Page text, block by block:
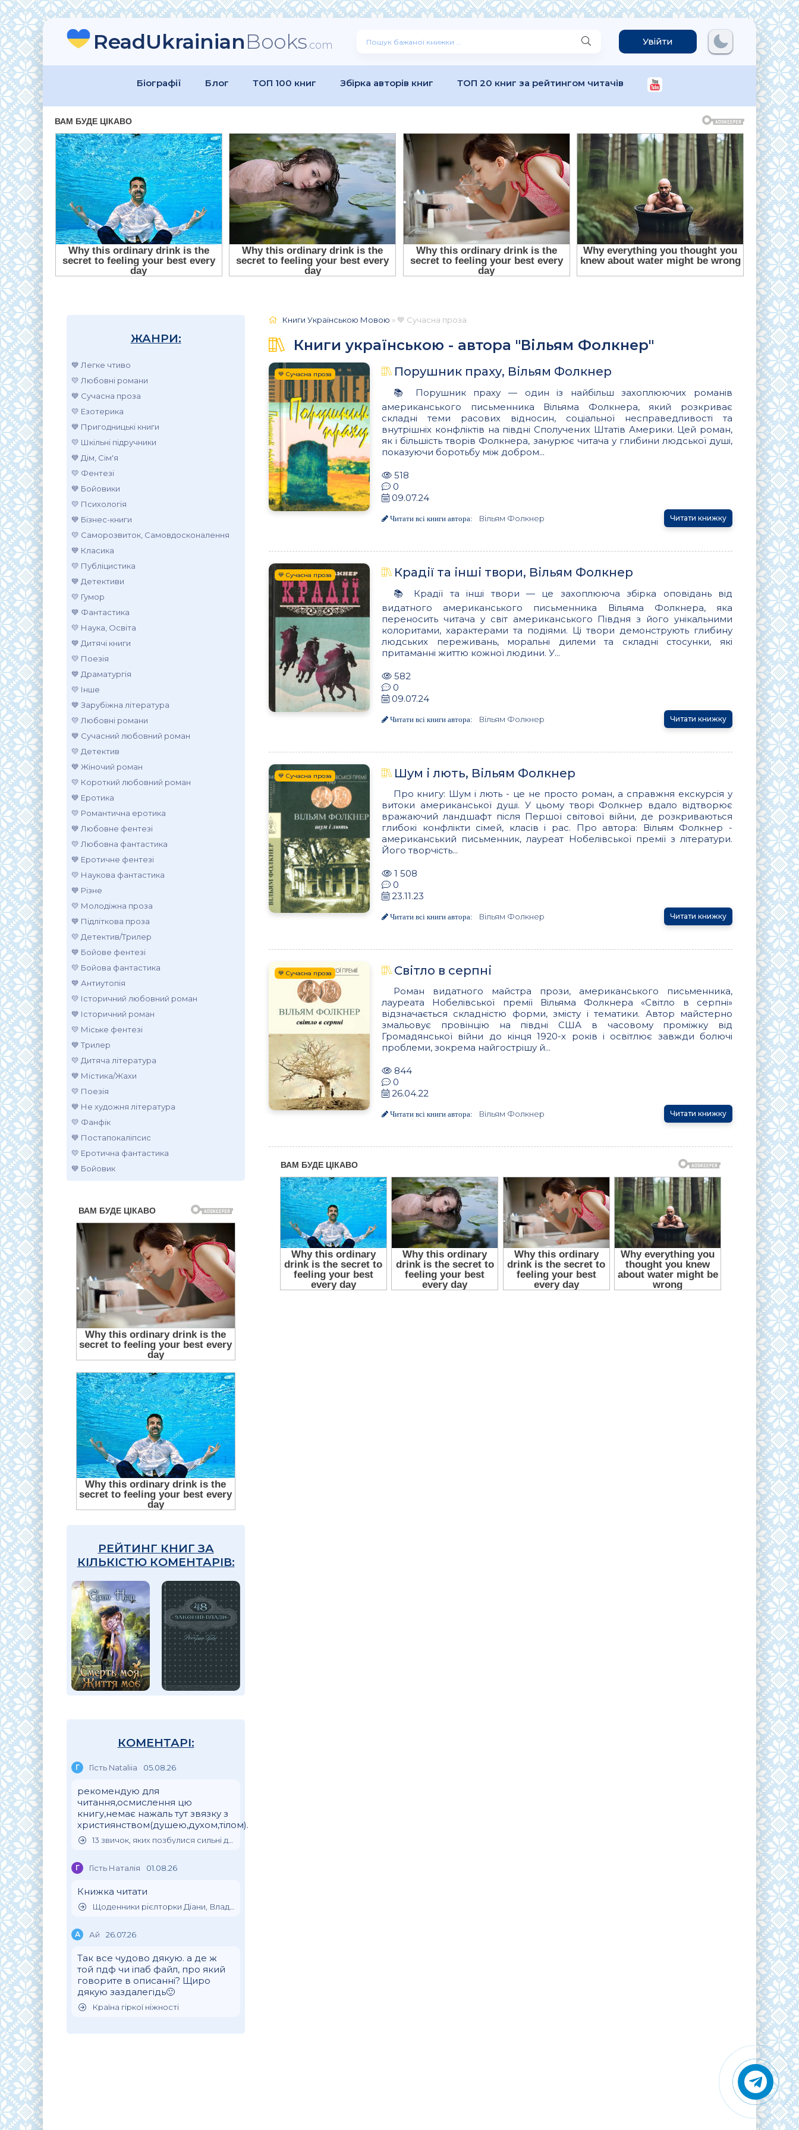
ReadUkrainianBooks.com Увійти
Біографії Блог ТОП 100 книг Збірка авторів книг ТОП 20 книг за рейтингом читачів
ЖАНРИ:
💙 Легке чтиво
💛 Любовні романи
💙 Сучасна проза
💛 Езотерика
💙 Пригодницькі книги
💛 Шкільні підручники
💙 Дім, Сім'я
💛 Фентезі
💙 Бойовики
💛 Психологія
💙 Бізнес-книги
💛 Саморозвиток, Самовдосконалення
💙 Класика
💛 Публіцистика
💙 Детективи
💛 Гумор
💙 Фантастика
💛 Наука, Освіта
💙 Дитячі книги
💛 Поезія
💙 Драматургія
💛 Інше
💙 Зарубіжна література
💛 Любовні романи
💙 Сучасний любовний роман
💛 Детектив
💙 Жіночий роман
💛 Короткий любовний роман
💙 Еротика
💛 Романтична еротика
💙 Любовне фентезі
💛 Любовна фантастика
💙 Еротичне фентезі
💛 Наукова фантастика
💙 Різне
💛 Молодіжна проза
💙 Підліткова проза
💛 Детектив/Трилер
💙 Бойове фентезі
💛 Бойова фантастика
💙 Антиутопія
💛 Історичний любовний роман
💙 Історичний роман
💛 Міське фентезі
💙 Трилер
💛 Дитяча література
💙 Містика/Жахи
💛 Поезія
💙 Не художня література
💛 Фанфік
💙 Постапокаліпсис
💛 Еротична фантастика
💙 Бойовик
РЕЙТИНГ КНИГ ЗА
КІЛЬКІСТЮ КОМЕНТАРІВ:
КОМЕНТАРІ:
Г Гість Nataliia 05.08.26
рекомендую для
читання,осмислення цю
книгу,немає нажаль тут звязку з
християнством(душею,духом,тілом).
13 звичок, яких позбулися сильні духом люди
Г Гість Наталія 01.08.26
Книжка читати
Щоденники рієлторки Діани, Влада Клімова
А Ай 26.07.26
Так все чудово дякую. а де ж
той пдф чи іпаб файл, про який
говорите в описанні? Щиро
дякую заздалегідь🙂
Країна гіркої ніжності
Книги Українською Мовою » 💙 Сучасна проза
Книги українською - автора "Вільям Фолкнер"
💙 Сучасна проза Порушник праху, Вільям Фолкнер
📚 Порушник праху — один із найбільш захоплюючих романів
американського письменника Вільяма Фолкнера, який розкриває
складні теми расових відносин, соціальної несправедливості та
внутрішніх конфліктів на півдні Сполучених Штатів Америки. Цей роман,
як і більшість творів Фолкнера, занурює читача у глибини людської душі,
показуючи боротьбу між добром...
518
0
09.07.24
Читати всі книги автора: Вільям Фолкнер Читати книжку
💙 Сучасна проза Крадії та інші твори, Вільям Фолкнер
📚 Крадії та інші твори — це захоплююча збірка оповідань від
видатного американського письменника Вільяма Фолкнера, яка
переносить читача у світ американського Півдня з його унікальними
колоритами, характерами та подіями. Ці твори демонструють глибину
людських переживань, моральні дилеми та складні стосунки, які
притаманні життю кожної людини. У...
582
0
09.07.24
Читати всі книги автора: Вільям Фолкнер Читати книжку
💙 Сучасна проза Шум і лють, Вільям Фолкнер
Про книгу: Шум і лють - це не просто роман, а справжня екскурсія у
витоки американської душі. У цьому творі Фолкнер вдало відтворює
вражаючий ландшафт після Першої світової війни, де розкриваються
глибокі конфлікти сімей, класів і рас. Про автора: Вільям Фолкнер -
американський письменник, лауреат Нобелівської премії з літератури.
Його творчість...
1 508
0
23.11.23
Читати всі книги автора: Вільям Фолкнер Читати книжку
💙 Сучасна проза Світло в серпні
Роман видатного майстра прози, американського письменника,
лауреата Нобелівської премії Вільяма Фолкнера «Світло в серпні»
відзначається складністю форми, змісту і тематики. Автор майстерно
змальовує провінцію на півдні США в часовому проміжку від
Громадянської війни до кінця 1920-х років і освітлює завжди болючі
проблеми, зокрема найгострішу й...
844
0
26.04.22
Читати всі книги автора: Вільям Фолкнер Читати книжку